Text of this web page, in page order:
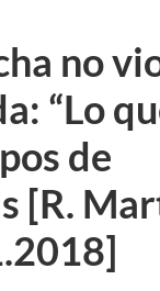
no
“Lo
de
[R.